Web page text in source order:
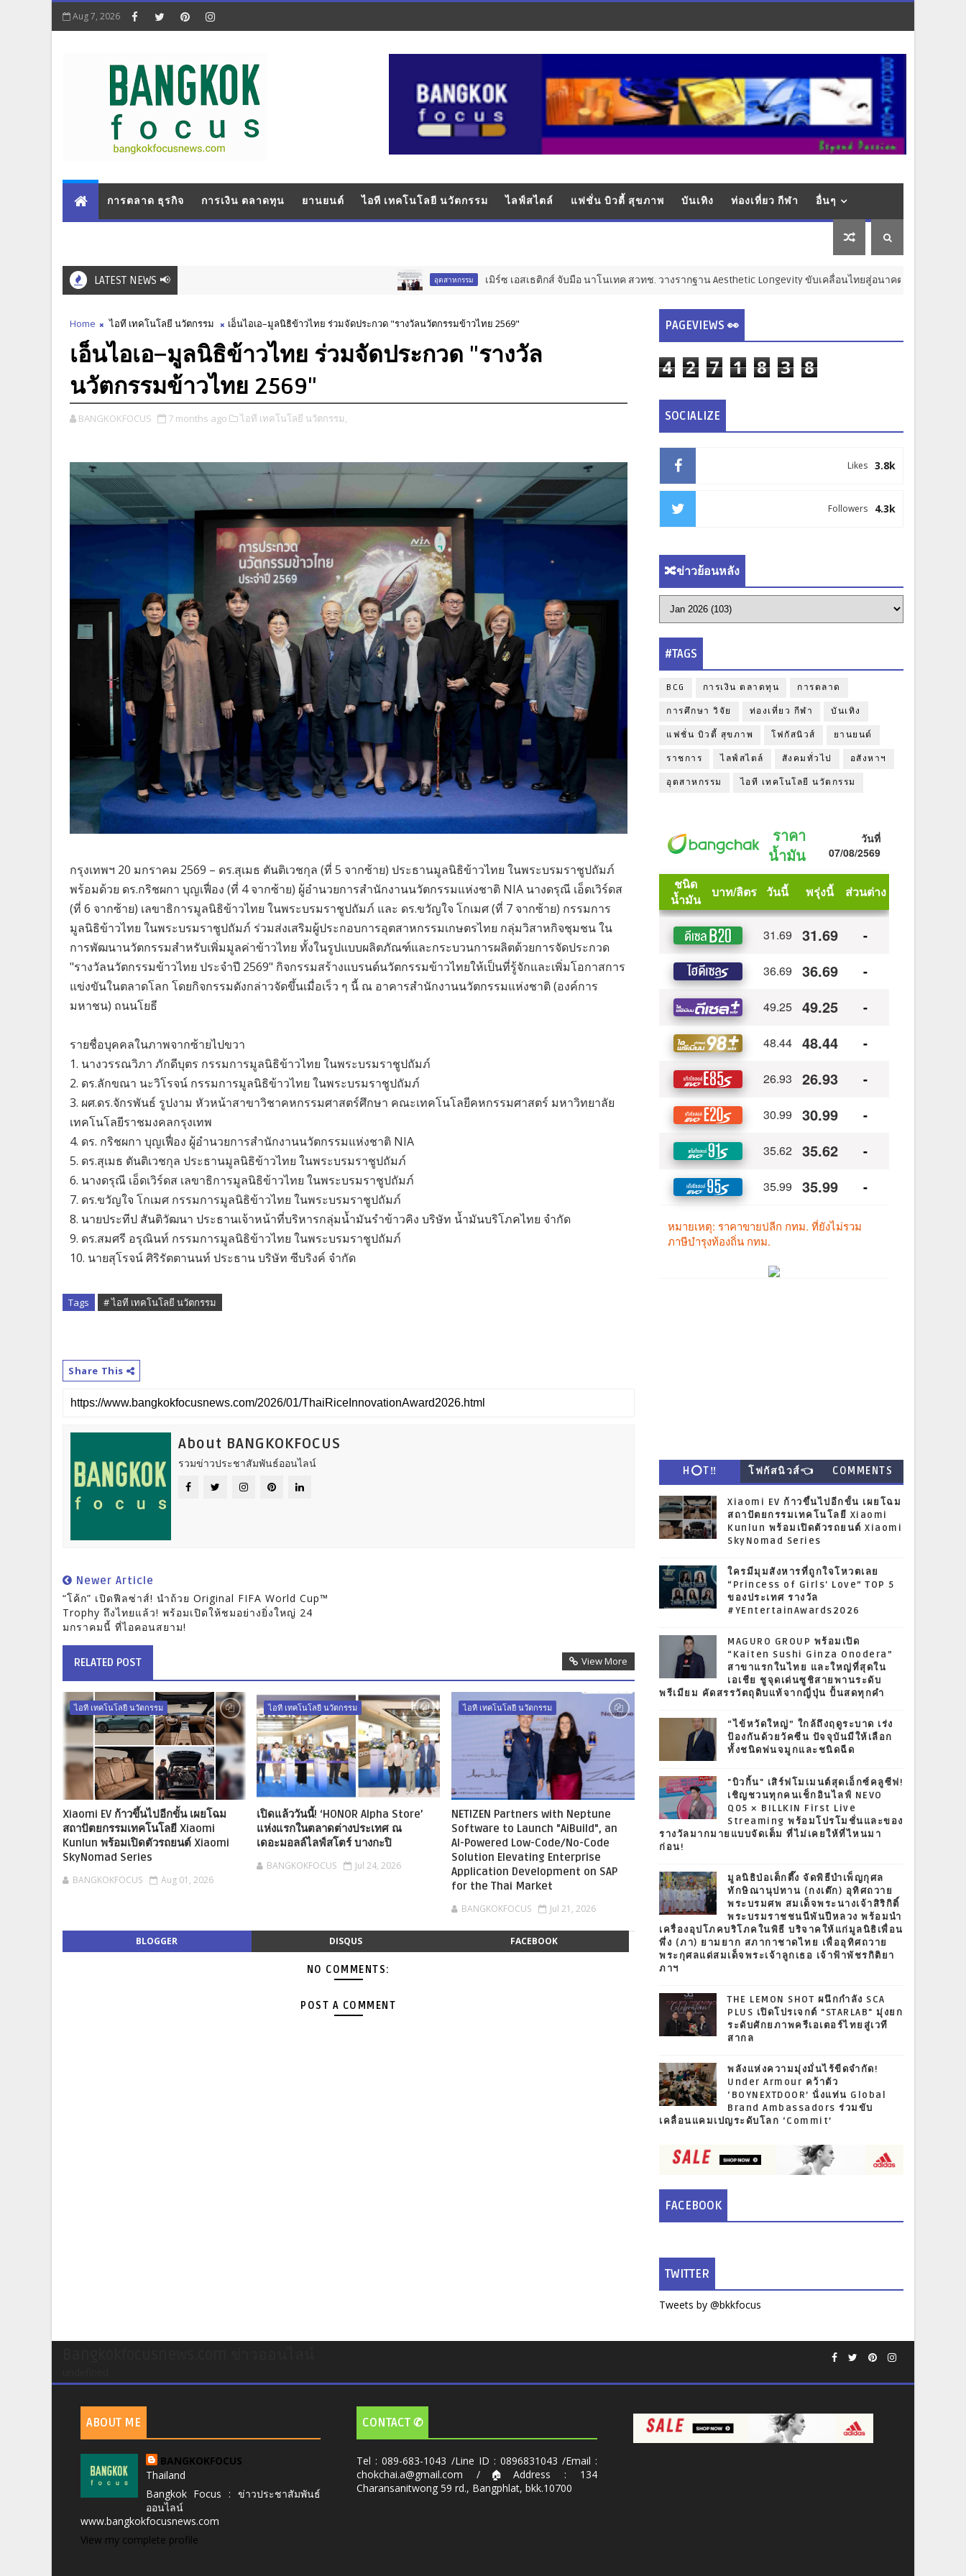
Aug 7, 2026
การตลาด ธุรกิจ การเงิน ตลาดทุน ยานยนต์ ไอที เทคโนโลยี นวัตกรรม ไลฟ์สไตล์ แฟชั่น บิวตี้ สุขภาพ บันเทิง ท่องเที่ยว กีฬา อื่นๆ
LATEST NEWS 📢 อุตสาหกรรม เมิร์ซ เอสเธติกส์ จับมือ นาโนเทค สวทช. วางรากฐาน Aesthetic Longevity ขับเคลื่อนไทยสู่อนาคตเศรษฐกิจสุขภาพ
Home ไอที เทคโนโลยี นวัตกรรม เอ็นไอเอ–มูลนิธิข้าวไทย ร่วมจัดประกวด "รางวัลนวัตกรรมข้าวไทย 2569"
เอ็นไอเอ–มูลนิธิข้าวไทย ร่วมจัดประกวด "รางวัล
นวัตกรรมข้าวไทย 2569"
BANGKOKFOCUS 7 months ago ไอที เทคโนโลยี นวัตกรรม,
กรุงเทพฯ 20 มกราคม 2569 – ดร.สุเมธ ตันติเวชกุล (ที่ 5 จากซ้าย) ประธานมูลนิธิข้าวไทย ในพระบรมราชูปถัมภ์
พร้อมด้วย ดร.กริชผกา บุญเฟื่อง (ที่ 4 จากซ้าย) ผู้อำนวยการสำนักงานนวัตกรรมแห่งชาติ NIA นางดรุณี เอ็ดเวิร์ดส
(ที่ 6 จากซ้าย) เลขาธิการมูลนิธิข้าวไทย ในพระบรมราชูปถัมภ์ และ ดร.ขวัญใจ โกเมศ (ที่ 7 จากซ้าย) กรรมการ
มูลนิธิข้าวไทย ในพระบรมราชูปถัมภ์ ร่วมส่งเสริมผู้ประกอบการอุตสาหกรรมเกษตรไทย กลุ่มวิสาหกิจชุมชน ใน
การพัฒนานวัตกรรมสำหรับเพิ่มมูลค่าข้าวไทย ทั้งในรูปแบบผลิตภัณฑ์และกระบวนการผลิตด้วยการจัดประกวด
"รางวัลนวัตกรรมข้าวไทย ประจำปี 2569" กิจกรรมสร้างแบรนด์นวัตกรรมข้าวไทยให้เป็นที่รู้จักและเพิ่มโอกาสการ
แข่งขันในตลาดโลก โดยกิจกรรมดังกล่าวจัดขึ้นเมื่อเร็ว ๆ นี้ ณ อาคารสำนักงานนวัตกรรมแห่งชาติ (องค์การ
มหาชน) ถนนโยธี
รายชื่อบุคคลในภาพจากซ้ายไปขวา
1. นางวรรณวิภา ภักดีบุตร กรรมการมูลนิธิข้าวไทย ในพระบรมราชูปถัมภ์
2. ดร.ลักขณา นะวิโรจน์ กรรมการมูลนิธิข้าวไทย ในพระบรมราชูปถัมภ์
3. ผศ.ดร.จักรพันธ์ รูปงาม หัวหน้าสาขาวิชาคหกรรมศาสตร์ศึกษา คณะเทคโนโลยีคหกรรมศาสตร์ มหาวิทยาลัย
เทคโนโลยีราชมงคลกรุงเทพ
4. ดร. กริชผกา บุญเฟื่อง ผู้อำนวยการสำนักงานนวัตกรรมแห่งชาติ NIA
5. ดร.สุเมธ ตันติเวชกุล ประธานมูลนิธิข้าวไทย ในพระบรมราชูปถัมภ์
6. นางดรุณี เอ็ดเวิร์ดส เลขาธิการมูลนิธิข้าวไทย ในพระบรมราชูปถัมภ์
7. ดร.ขวัญใจ โกเมศ กรรมการมูลนิธิข้าวไทย ในพระบรมราชูปถัมภ์
8. นายประทีป สันติวัฒนา ประธานเจ้าหน้าที่บริหารกลุ่มน้ำมันรำข้าวคิง บริษัท น้ำมันบริโภคไทย จำกัด
9. ดร.สมศรี อรุณินท์ กรรมการมูลนิธิข้าวไทย ในพระบรมราชูปถัมภ์
10. นายสุโรจน์ ศิริรัตตานนท์ ประธาน บริษัท ซีบริงค์ จำกัด
Tags # ไอที เทคโนโลยี นวัตกรรม
Share This
About BANGKOKFOCUS
รวมข่าวประชาสัมพันธ์ออนไลน์
Newer Article
“โค้ก” เปิดฟีลซ่าส์! นำถ้วย Original FIFA World Cup™
Trophy ถึงไทยแล้ว! พร้อมเปิดให้ชมอย่างยิ่งใหญ่ 24
มกราคมนี้ ที่ไอคอนสยาม!
RELATED POST View More
ไอที เทคโนโลยี นวัตกรรม
Xiaomi EV ก้าวขึ้นไปอีกขั้น เผยโฉม
สถาปัตยกรรมเทคโนโลยี Xiaomi
Kunlun พร้อมเปิดตัวรถยนต์ Xiaomi
SkyNomad Series
BANGKOKFOCUS Aug 01, 2026
ไอที เทคโนโลยี นวัตกรรม
เปิดแล้ววันนี้! ‘HONOR Alpha Store’
แห่งแรกในตลาดต่างประเทศ ณ
เดอะมอลล์ไลฟ์สโตร์ บางกะปิ
BANGKOKFOCUS Jul 24, 2026
ไอที เทคโนโลยี นวัตกรรม
NETIZEN Partners with Neptune
Software to Launch "AiBuild", an
AI-Powered Low-Code/No-Code
Solution Elevating Enterprise
Application Development on SAP
for the Thai Market
BANGKOKFOCUS Jul 21, 2026
BLOGGER DISQUS FACEBOOK
NO COMMENTS:
POST A COMMENT
PAGEVIEWS 👀
4 2 7 1 8 3 8
SOCIALIZE
3.8k
Likes
4.3k
Followers
🔀ข่าวย้อนหลัง
#TAGS
BCG การเงิน ตลาดทุน การตลาด
การศึกษา วิจัย ท่องเที่ยว กีฬา บันเทิง
แฟชั่น บิวตี้ สุขภาพ โฟกัสนิวส์ ยานยนต์
ราชการ ไลฟ์สไตล์ สังคมทั่วไป อสังหาฯ
อุตสาหกรรม ไอที เทคโนโลยี นวัตกรรม
H⭕T‼ โฟกัสนิวส์👈 COMMENTS
Xiaomi EV ก้าวขึ้นไปอีกขั้น เผยโฉม
สถาปัตยกรรมเทคโนโลยี Xiaomi
Kunlun พร้อมเปิดตัวรถยนต์ Xiaomi
SkyNomad Series
ใครมีมุมสังหารที่ถูกใจโหวตเลย
“Princess of Girls' Love” TOP 5
ของประเทศ รางวัล
#YEntertainAwards2026
MAGURO GROUP พร้อมเปิด
“Kaiten Sushi Ginza Onodera”
สาขาแรกในไทย และใหญ่ที่สุดใน
เอเชีย ชูจุดเด่นซูชิสายพานระดับ
พรีเมียม คัดสรรวัตถุดิบแท้จากญี่ปุ่น ปั้นสดทุกคำ
“ไข้หวัดใหญ่” ใกล้ถึงฤดูระบาด เร่ง
ป้องกันด้วยวัคซีน ปัจจุบันมีให้เลือก
ทั้งชนิดพ่นจมูกและชนิดฉีด
"บิวกิ้น" เสิร์ฟโมเมนต์สุดเอ็กซ์คลูซีฟ!
เชิญชวนทุกคนเช็กอินไลฟ์ NEVO
Q05 × BILLKIN First Live
Streaming พร้อมโปรโมชั่นและของ
รางวัลมากมายแบบจัดเต็ม ที่ไม่เคยให้ที่ไหนมา
ก่อน!
มูลนิธิป่อเต็กตึ๊ง จัดพิธีบำเพ็ญกุศล
ทักษิณานุปทาน (กงเต๊ก) อุทิศถวาย
พระบรมศพ สมเด็จพระนางเจ้าสิริกิติ์
พระบรมราชชนนีพันปีหลวง พร้อมนำ
เครื่องอุปโภคบริโภคในพิธี บริจาคให้แก่มูลนิธิเพื่อน
พึ่ง (ภา) ยามยาก สภากาชาดไทย เพื่ออุทิศถวาย
พระกุศลแด่สมเด็จพระเจ้าลูกเธอ เจ้าฟ้าพัชรกิติยา
ภาฯ
THE LEMON SHOT ผนึกกำลัง SCA
PLUS เปิดโปรเจกต์ "STARLAB" มุ่งยก
ระดับศักยภาพครีเอเตอร์ไทยสู่เวที
สากล
พลังแห่งความมุ่งมั่นไร้ขีดจำกัด!
Under Armour คว้าตัว
‘BOYNEXTDOOR’ นั่งแท่น Global
Brand Ambassadors ร่วมขับ
เคลื่อนแคมเปญระดับโลก ‘Commit’
FACEBOOK
TWITTER
Tweets by @bkkfocus
ABOUT ME
BANGKOKFOCUS
Thailand
Bangkok Focus : ข่าวประชาสัมพันธ์
ออนไลน์
www.bangkokfocusnews.com
View my complete profile
CONTACT ✆
Tel : 089-683-1043 /Line ID : 0896831043 /Email :
chokchai.a@gmail.com /🏠Address : 134
Charansanitwong 59 rd., Bangphlat, bkk.10700